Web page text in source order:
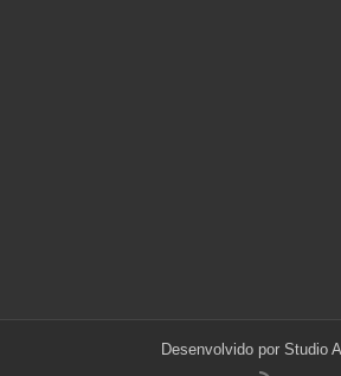
Desenvolvido por Studio